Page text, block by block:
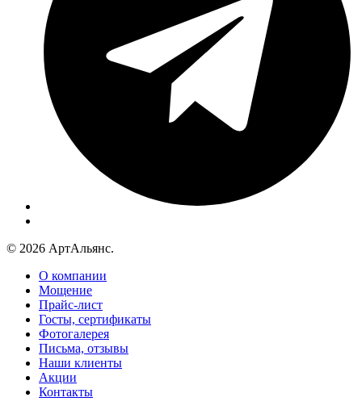
© 2026 АртАльянс.
О компании
Мощение
Прайс-лист
Госты, сертификаты
Фотогалерея
Письма, отзывы
Наши клиенты
Акции
Контакты